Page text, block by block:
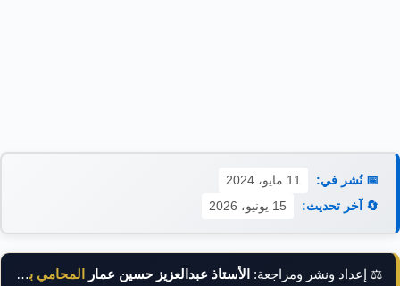
📅 نُشر في:
11 مايو، 2024
🔄 آخر تحديث:
15 يونيو، 2026
⚖️ إعداد ونشر ومراجعة: الأستاذ عبدالعزيز حسين عمار المحامي بالنقض